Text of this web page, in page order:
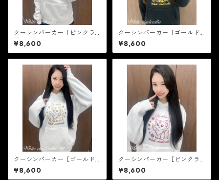
クーシンパーカー［ピンクラ
メ］
¥8,600
クーシンパーカー［ゴールド
箔］
¥8,600
クーシンパーカー［ゴールド
ラメ］
¥8,600
クーシンパーカー［ピンクラ
メ］
¥8,600